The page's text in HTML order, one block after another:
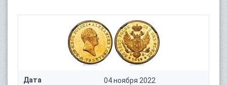
Дата 04 ноября 2022